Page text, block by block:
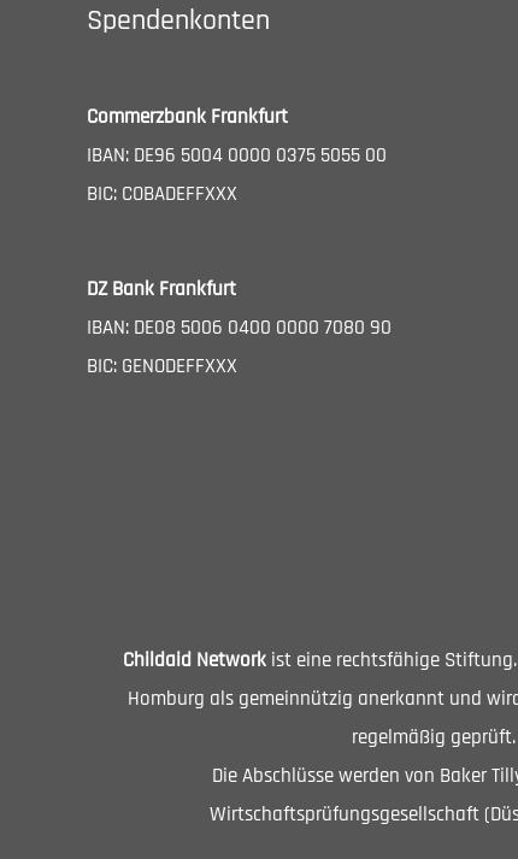
Spendenkonten
Commerzbank Frankfurt
IBAN: DE96 5004 0000 0375 5055 00
BIC: COBADEFFXXX
DZ Bank Frankfurt
IBAN: DE08 5006 0400 0000 7080 90
BIC: GENODEFFXXX
Childaid Network ist eine rechtsfähige
Homburg als gemeinnützig anerkannt und
regelmäßig geprüft.
Die Abschlüsse werden von Baker
Wirtschaftsprüfungsgesellschaft